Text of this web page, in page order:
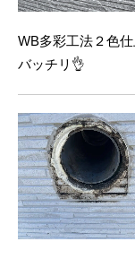
WB多彩工法２色
バッチリ👌